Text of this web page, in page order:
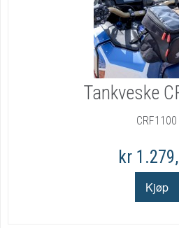
Tankveske
CRF1100
kr